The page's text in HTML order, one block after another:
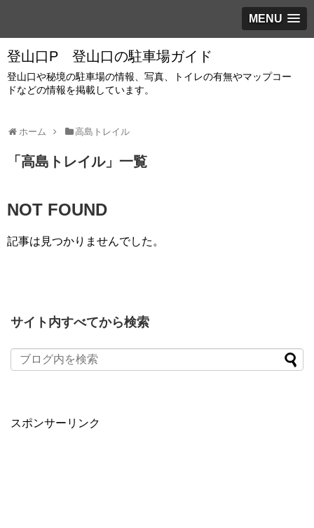
MENU
登山口P 登山口の駐車場ガイド
登山口や秘境の駐車場の情報、写真、トイレの有無やマップコー
ドなどの情報を掲載しています。
ホーム 高島トレイル
「 高島トレイル」 一覧
NOT FOUND
記事は見つかりませんでした。
サイト内すべてから検索
スポンサーリンク